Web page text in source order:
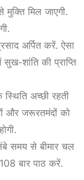
मिल जाएगी.
अर्पित करें. ऐसा
शांति की प्राप्ति
अच्छी रहती
और जरूरतमंदों को
समय से बीमार चल
बार पाठ करें.